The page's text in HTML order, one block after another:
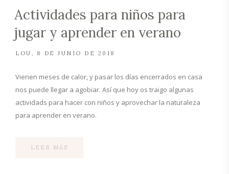
Actividades para niños para
jugar y aprender en verano
LOU 8 DE JUNIO DE 2018
Vienen meses de calor, y pasar los días encerrados en casa
nos puede llegar a agobiar. Así que hoy os traigo algunas
actividads para hacer con niños y aprovechar la naturaleza
para aprender en verano.
LEER MÁS